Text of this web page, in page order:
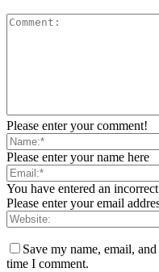
Please enter your comment!
Please enter your name here
You have entered an
Please enter your email
Save my name, email,
time I comment.